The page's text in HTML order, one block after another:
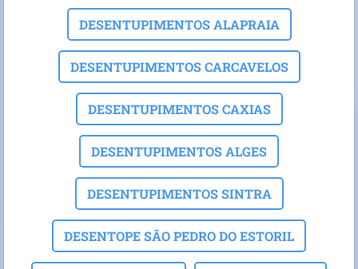
DESENTUPIMENTOS ALAPRAIA
DESENTUPIMENTOS CARCAVELOS
DESENTUPIMENTOS CAXIAS
DESENTUPIMENTOS ALGES
DESENTUPIMENTOS SINTRA
DESENTOPE SÃO PEDRO DO ESTORIL